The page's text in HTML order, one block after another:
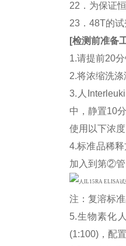
22．为保证
23．48T的
[检测前准备
1.请提前20
2.将浓缩洗
3.人
中，静置10
使用以下浓
4.标准品稀
加入到第②
注：复溶标
5.生物素化
(1:100)，配